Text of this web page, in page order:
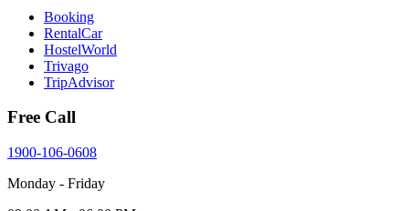
Booking
RentalCar
HostelWorld
Trivago
TripAdvisor
Free Call
1900-106-0608
Monday - Friday